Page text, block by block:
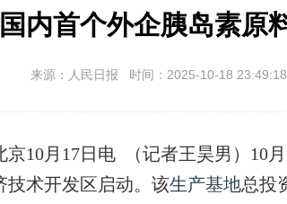
国内首个外企胰岛素原
来源：人民日报 时间：2025-10-18
月17日电 （记者王昊男）10月
技术开发区启动。该生产基地总投